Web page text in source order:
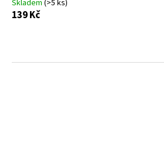
Skladem (>5 ks)
139 Kč